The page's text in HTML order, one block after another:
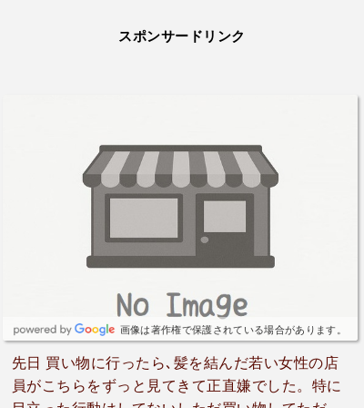
スポンサードリンク
画像は著作権で保護されている場合があります。
先日 買い物に行ったら､髪を結んだ若い女性の店
員がこちらをずっと見てきて正直嫌でした。特に